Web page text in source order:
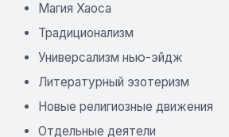
Магия Хаоса
Традиционализм
Универсализм нью-эйдж
Литературный эзотеризм
Новые религиозные движения
Отдельные деятели